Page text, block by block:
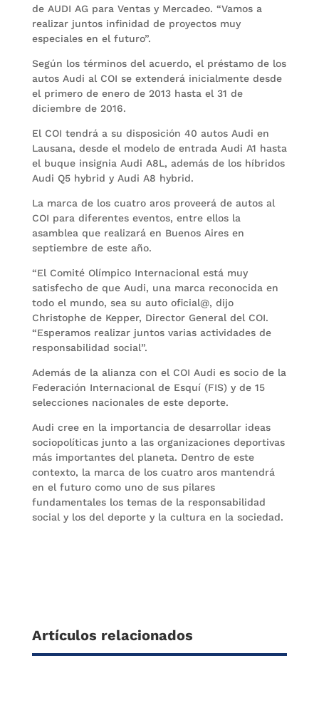
de AUDI AG para Ventas y Mercadeo. “Vamos a
realizar juntos infinidad de proyectos muy
especiales en el futuro”.
Según los términos del acuerdo, el préstamo de los
autos Audi al COI se extenderá inicialmente desde
el primero de enero de 2013 hasta el 31 de
diciembre de 2016.
El COI tendrá a su disposición 40 autos Audi en
Lausana, desde el modelo de entrada Audi A1 hasta
el buque insignia Audi A8L, además de los híbridos
Audi Q5 hybrid y Audi A8 hybrid.
La marca de los cuatro aros proveerá de autos al
COI para diferentes eventos, entre ellos la
asamblea que realizará en Buenos Aires en
septiembre de este año.
“El Comité Olímpico Internacional está muy
satisfecho de que Audi, una marca reconocida en
todo el mundo, sea su auto oficial@, dijo
Christophe de Kepper, Director General del COI.
“Esperamos realizar juntos varias actividades de
responsabilidad social”.
Además de la alianza con el COI Audi es socio de la
Federación Internacional de Esquí (FIS) y de 15
selecciones nacionales de este deporte.
Audi cree en la importancia de desarrollar ideas
sociopolíticas junto a las organizaciones deportivas
más importantes del planeta. Dentro de este
contexto, la marca de los cuatro aros mantendrá
en el futuro como uno de sus pilares
fundamentales los temas de la responsabilidad
social y los del deporte y la cultura en la sociedad.
Artículos relacionados